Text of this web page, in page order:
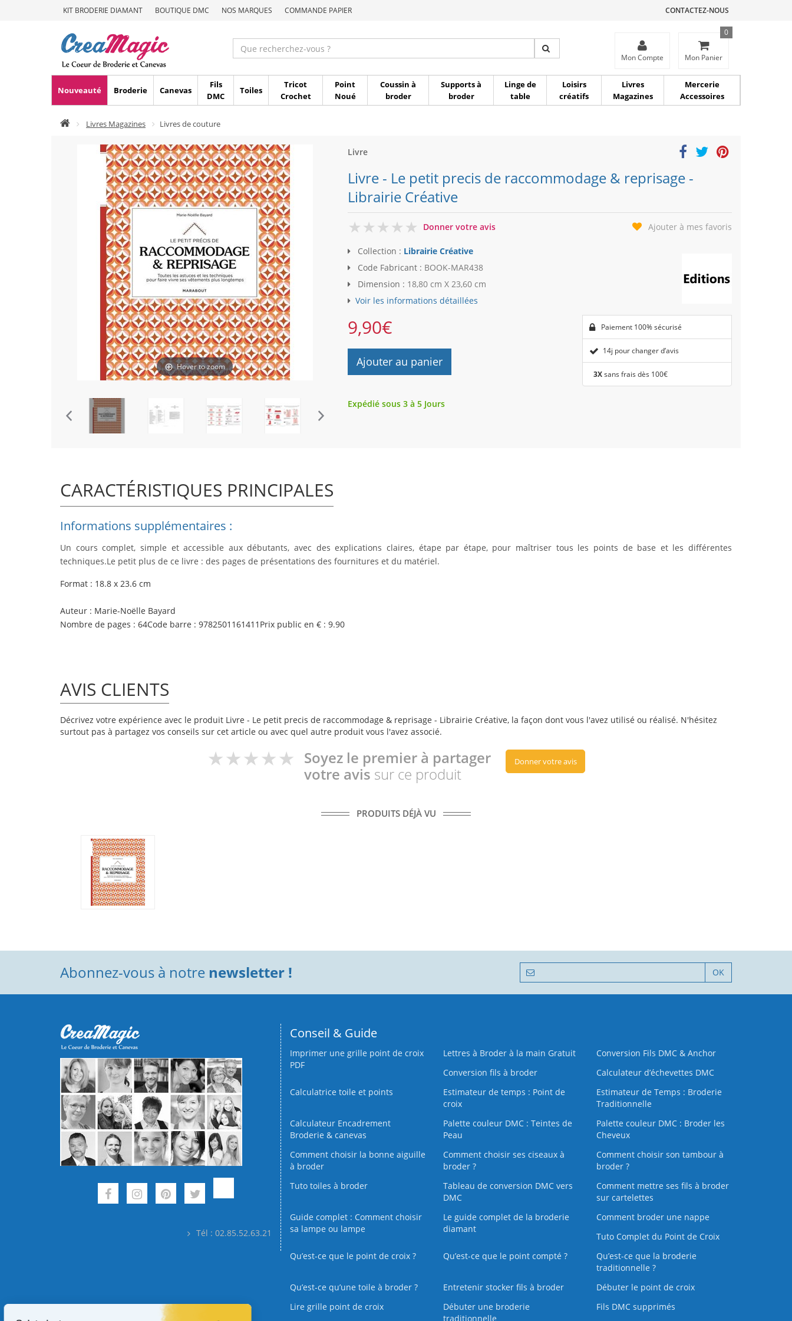
KIT BRODERIE DIAMANT BOUTIQUE DMC NOS MARQUES COMMANDE PAPIER CONTACTEZ-NOUS
Mon Compte Mon Panier
0
Nouveauté Broderie Canevas
Fils
DMC
Toiles
Tricot
Crochet
Point
Noué
Coussin à
broder
Supports à
broder
Linge de
table
Loisirs
créatifs
Livres
Magazines
Mercerie
Accessoires
Livres Magazines Livres de couture
Hover to zoom
Livre
Livre - Le petit precis de raccommodage & reprisage -
Librairie Créative
0
Donner votre avis Ajouter à mes favoris
Collection : Librairie Créative
Code Fabricant : BOOK-MAR438
Dimension : 18,80 cm X 23,60 cm
Voir les informations détaillées
9,90€
Ajouter au panier
Paiement 100% sécurisé
14j pour changer d’avis
3Xsans frais dès 100€
Expédié sous 3 à 5 Jours
CARACTÉRISTIQUES PRINCIPALES
Informations supplémentaires :
Un cours complet, simple et accessible aux débutants, avec des explications claires, étape par étape, pour maîtriser tous les points de base et les différentes
techniques.Le petit plus de ce livre : des pages de présentations des fournitures et du matériel.
Format : 18.8 x 23.6 cm
Auteur : Marie-Noëlle Bayard
Nombre de pages : 64Code barre : 9782501161411 Prix public en € : 9.90
AVIS CLIENTS
Décrivez votre expérience avec le produit Livre - Le petit precis de raccommodage & reprisage - Librairie Créative, la façon dont vous l'avez utilisé ou réalisé. N'hésitez
surtout pas à partagez vos conseils sur cet article ou avec quel autre produit vous l'avez associé.
Soyez le premier à partager
votre avis sur ce produit
Donner votre avis
PRODUITS DÉJÀ VU
Abonnez-vous à notre newsletter ! OK
Tél : 02.85.52.63.21
Conseil & Guide
Imprimer une grille point de croix
PDF
Lettres à Broder à la main Gratuit
Conversion Fils DMC & Anchor
Conversion fils à broder
Calculateur d’échevettes DMC
Calculatrice toile et points
Estimateur de temps : Point de
croix
Estimateur de Temps : Broderie
Traditionnelle
Calculateur Encadrement
Broderie & canevas
Palette couleur DMC : Teintes de
Peau
Palette couleur DMC : Broder les
Cheveux
Comment choisir la bonne aiguille
à broder
Comment choisir ses ciseaux à
broder ?
Comment choisir son tambour à
broder ?
Tuto toiles à broder
Tableau de conversion DMC vers
DMC
Comment mettre ses fils à broder
sur cartelettes
Guide complet : Comment choisir
sa lampe ou lampe
Le guide complet de la broderie
diamant
Comment broder une nappe
Tuto Complet du Point de Croix
Qu’est-ce que le point de croix ?
Qu’est-ce que le point compté ?
Qu’est-ce que la broderie
traditionnelle ?
Qu’est‑ce qu’une toile à broder ?
Entretenir stocker fils à broder
Débuter le point de croix
Lire grille point de croix
Débuter une broderie
traditionnelle
Fils DMC supprimés